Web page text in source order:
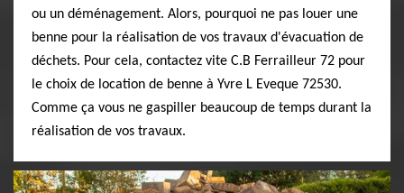
ou un déménagement. Alors, pourquoi ne pas louer une
benne pour la réalisation de vos travaux d'évacuation de
déchets. Pour cela, contactez vite C.B Ferrailleur 72 pour
le choix de location de benne à Yvre L Eveque 72530.
Comme ça vous ne gaspiller beaucoup de temps durant la
réalisation de vos travaux.